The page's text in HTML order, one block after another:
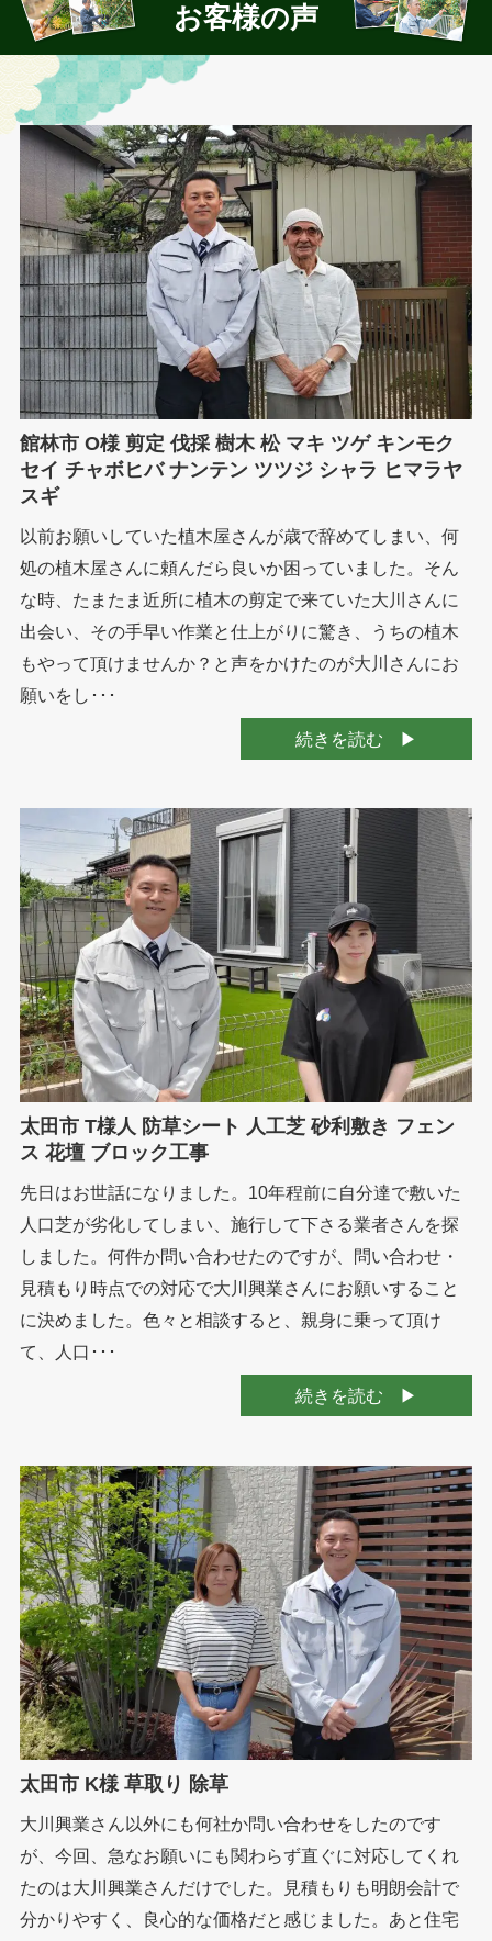
お客様の声
館林市 O様 剪定 伐採 樹木 松 マキ ツゲ キンモク
セイ チャボヒバ ナンテン ツツジ シャラ ヒマラヤ
スギ
以前お願いしていた植木屋さんが歳で辞めてしまい、何
処の植木屋さんに頼んだら良いか困っていました。そん
な時、たまたま近所に植木の剪定で来ていた大川さんに
出会い、その手早い作業と仕上がりに驚き、うちの植木
もやって頂けませんか？と声をかけたのが大川さんにお
願いをし･･･
続きを読む
太田市 T様人 防草シート 人工芝 砂利敷き フェン
ス 花壇 ブロック工事
先日はお世話になりました。10年程前に自分達で敷いた
人口芝が劣化してしまい、施行して下さる業者さんを探
しました。何件か問い合わせたのですが、問い合わせ・
見積もり時点での対応で大川興業さんにお願いすること
に決めました。色々と相談すると、親身に乗って頂け
て、人口･･･
続きを読む
太田市 K様 草取り 除草
大川興業さん以外にも何社か問い合わせをしたのです
が、今回、急なお願いにも関わらず直ぐに対応してくれ
たのは大川興業さんだけでした。見積もりも明朗会計で
分かりやすく、良心的な価格だと感じました。あと住宅